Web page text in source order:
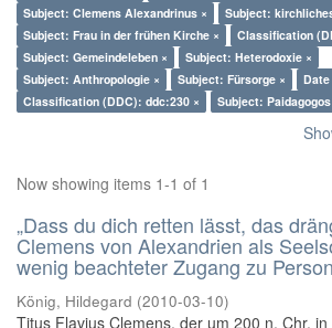
Subject: Clemens Alexandrinus ×
Subject:
Subject: Frau in der frühen Kirche ×
Classification
Subject: Gemeindeleben ×
Subject: Heterodoxie ×
Subject: Anthropologie ×
Subject: Fürsorge ×
Date
Classification (DDC): ddc:230 ×
Subject: Paidagogos
Now showing items 1-1 of 1
„Dass du dich retten lässt, das
Clemens von Alexandrien als
wenig beachteter Zugang zu
König, Hildegard (2010-03-10)
Titus Flavius Clemens, der um 200 n. Chr.